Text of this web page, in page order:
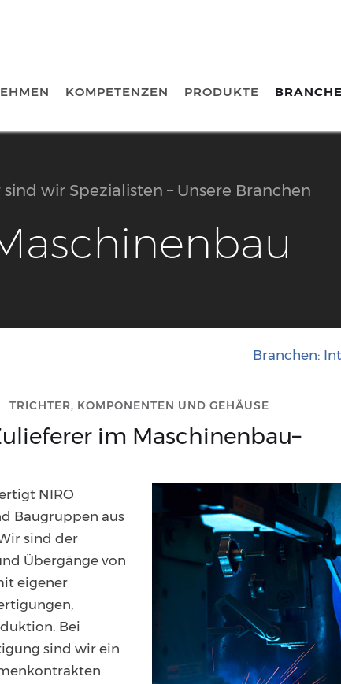
KOMPETENZEN PRODUKTE
sind wir Spezialisten – Unsere Branchen
Branchen:
TRICHTER, KOMPONENTEN UND GEHÄUSE
im Maschinenbau–
NIRO
Baugruppen aus
sind der
Übergänge von
eigener
Bei
sind wir ein